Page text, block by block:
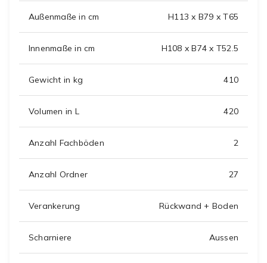
Außenmaße in cm H113 x B79 x T65
Innenmaße in cm H108 x B74 x T52.5
Gewicht in kg 410
Volumen in L 420
Anzahl Fachböden 2
Anzahl Ordner 27
Verankerung Rückwand + Boden
Scharniere Aussen